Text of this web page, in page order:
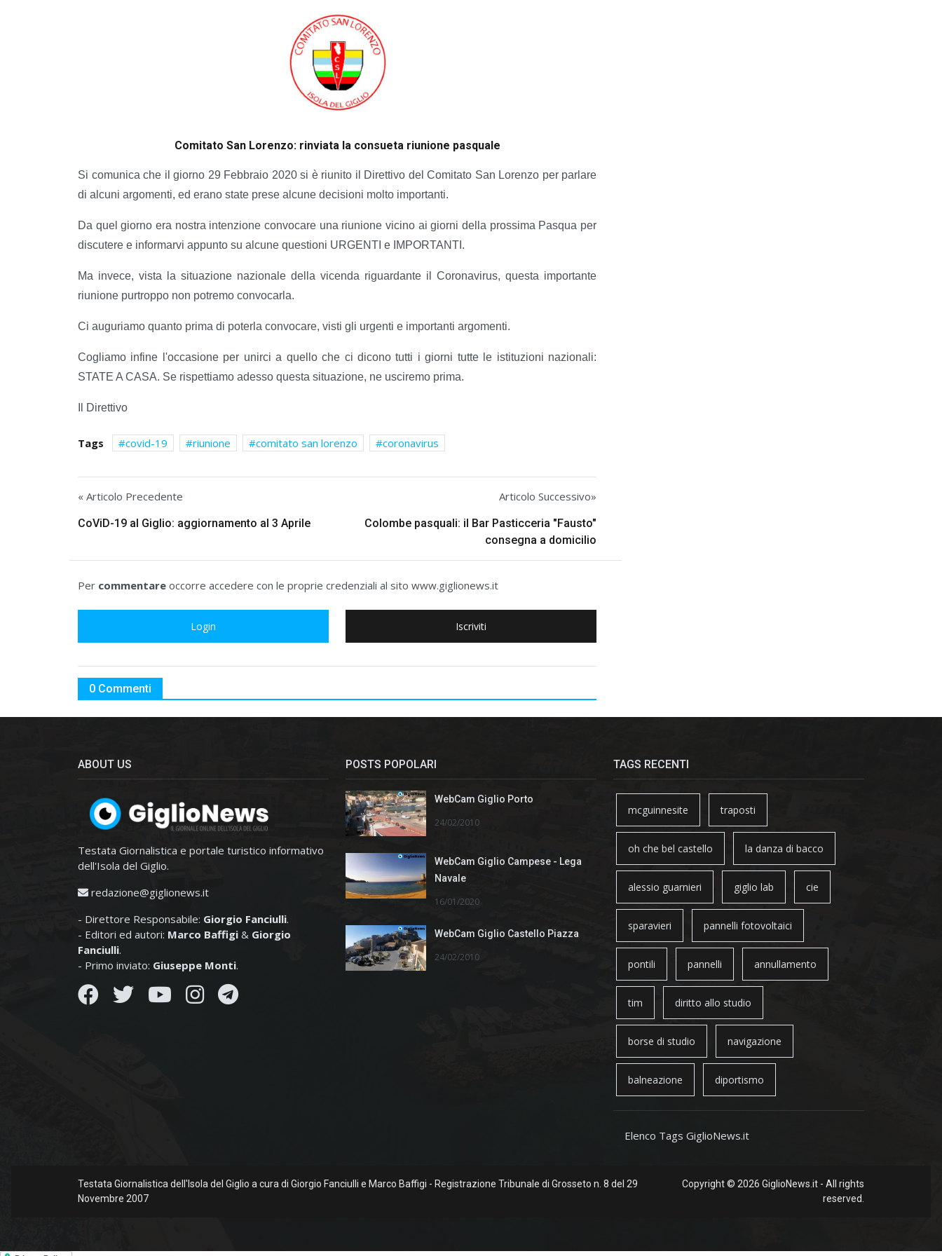
Comitato San Lorenzo: rinviata la consueta riunione pasquale
Si comunica che il giorno 29 Febbraio 2020 si è riunito il Direttivo del Comitato San Lorenzo per parlare
di alcuni argomenti, ed erano state prese alcune decisioni molto importanti.
Da quel giorno era nostra intenzione convocare una riunione vicino ai giorni della prossima Pasqua per
discutere e informarvi appunto su alcune questioni URGENTI e IMPORTANTI.
Ma invece, vista la situazione nazionale della vicenda riguardante il Coronavirus, questa importante
riunione purtroppo non potremo convocarla.
Ci auguriamo quanto prima di poterla convocare, visti gli urgenti e importanti argomenti.
Cogliamo infine l'occasione per unirci a quello che ci dicono tutti i giorni tutte le istituzioni nazionali:
STATE A CASA. Se rispettiamo adesso questa situazione, ne usciremo prima.
Il Direttivo
Tags covid-19 riunione comitato san lorenzo coronavirus
« Articolo Precedente
CoViD-19 al Giglio: aggiornamento al 3 Aprile
Articolo Successivo»
Colombe pasquali: il Bar Pasticceria "Fausto"
consegna a domicilio
Per commentare occorre accedere con le proprie credenziali al sito www.giglionews.it
Login Iscriviti
0 Commenti
ABOUT US
Testata Giornalistica e portale turistico informativo
dell'Isola del Giglio.
redazione@giglionews.it
- Direttore Responsabile: Giorgio Fanciulli.
- Editori ed autori: Marco Baffigi & Giorgio
Fanciulli.
- Primo inviato: Giuseppe Monti.
POSTS POPOLARI
WebCam Giglio Porto
24/02/2010
WebCam Giglio Campese - Lega
Navale
16/01/2020
WebCam Giglio Castello Piazza
24/02/2010
TAGS RECENTI
mcguinnesite traposti
oh che bel castello la danza di bacco
alessio guarnieri giglio lab cie
sparavieri pannelli fotovoltaici
pontili pannelli annullamento
tim diritto allo studio
borse di studio navigazione
balneazione diportismo
Elenco Tags GiglioNews.it
Testata Giornalistica dell'Isola del Giglio a cura di Giorgio Fanciulli e Marco Baffigi - Registrazione Tribunale di Grosseto n. 8 del 29
Novembre 2007
Copyright © 2026 GiglioNews.it - All rights
reserved.